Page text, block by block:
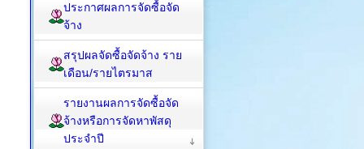
ประกาศผลการจัดซื้อจัด
จ้าง
สรุปผลจัดซื้อจัดจ้าง ราย
เดือน/รายไตรมาส
รายงานผลการจัดซื้อจัด
จ้างหรือการจัดหาพัสดุ
ประจำปี